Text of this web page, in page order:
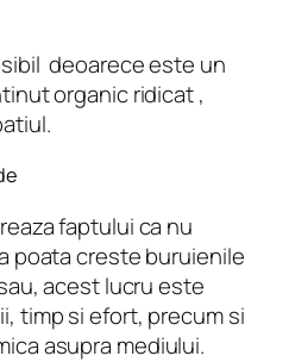
deoarece este un
organic ridicat ,
faptului ca nu
poata creste buruienile
acest lucru este
timp si efort, precum si
asupra mediului.